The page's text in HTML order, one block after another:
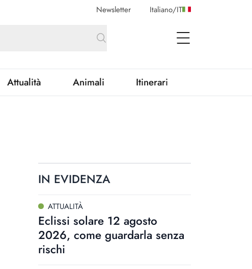
Newsletter Italiano/IT
open Menu
Attualità Animali Itinerari
IN EVIDENZA
ATTUALITÀ
Eclissi solare 12 agosto
2026, come guardarla senza
rischi